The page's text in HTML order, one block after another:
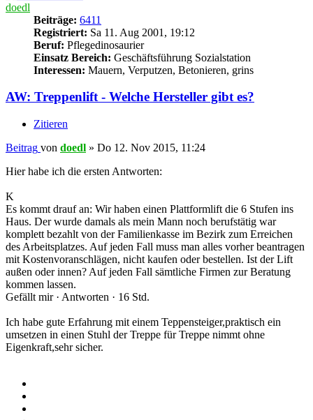
doedl
Beiträge: 6411
Registriert: Sa 11. Aug 2001, 19:12
Beruf: Pflegedinosaurier
Einsatz Bereich: Geschäftsführung Sozialstation
Interessen: Mauern, Verputzen, Betonieren, grins
AW: Treppenlift - Welche Hersteller gibt es?
Zitieren
Beitrag von doedl » Do 12. Nov 2015, 11:24
Hier habe ich die ersten Antworten:
K
Es kommt drauf an: Wir haben einen Plattformlift die 6 Stufen ins
Haus. Der wurde damals als mein Mann noch berufstätig war
komplett bezahlt von der Familienkasse im Bezirk zum Erreichen
des Arbeitsplatzes. Auf jeden Fall muss man alles vorher beantragen
mit Kostenvoranschlägen, nicht kaufen oder bestellen. Ist der Lift
außen oder innen? Auf jeden Fall sämtliche Firmen zur Beratung
kommen lassen.
Gefällt mir · Antworten · 16 Std.
Ich habe gute Erfahrung mit einem Teppensteiger,praktisch ein
umsetzen in einen Stuhl der Treppe für Treppe nimmt ohne
Eigenkraft,sehr sicher.